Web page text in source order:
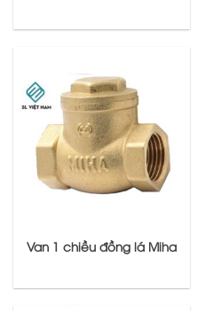
Van 1 chiều đồng lá Miha